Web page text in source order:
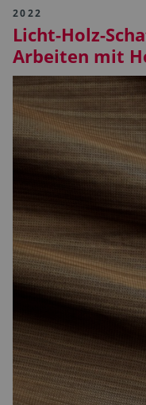
2022
Licht-Holz-
Arbeiten mit